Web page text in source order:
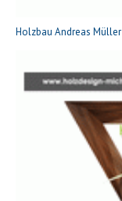
Holzbau Andreas Müller